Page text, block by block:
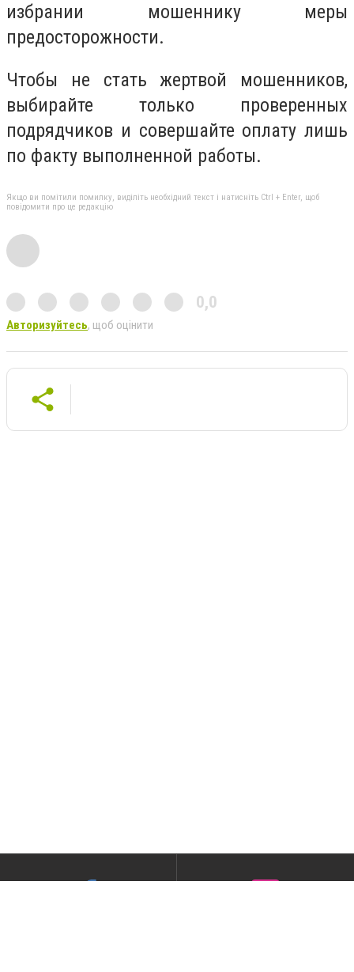
избрании мошеннику меры
предосторожности.
Чтобы не стать жертвой мошенников,
выбирайте только проверенных
подрядчиков и совершайте оплату лишь
по факту выполненной работы.
Якщо ви помітили помилку, виділіть необхідний текст і натисніть Ctrl + Enter, щоб
повідомити про це редакцію
0,0
Авторизуйтесь, щоб оцінити